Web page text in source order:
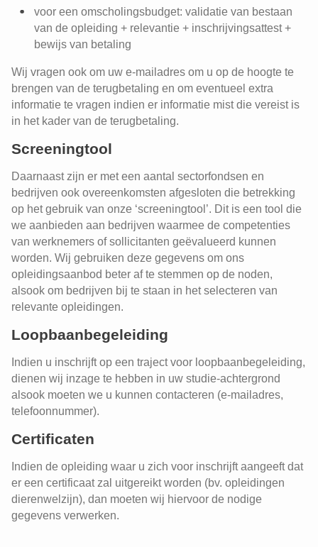
voor een omscholingsbudget: validatie van bestaan
van de opleiding + relevantie + inschrijvingsattest +
bewijs van betaling
Wij vragen ook om uw e-mailadres om u op de hoogte te
brengen van de terugbetaling en om eventueel extra
informatie te vragen indien er informatie mist die vereist is
in het kader van de terugbetaling.
Screeningtool
Daarnaast zijn er met een aantal sectorfondsen en
bedrijven ook overeenkomsten afgesloten die betrekking
op het gebruik van onze ‘screeningtool’. Dit is een tool die
we aanbieden aan bedrijven waarmee de competenties
van werknemers of sollicitanten geëvalueerd kunnen
worden. Wij gebruiken deze gegevens om ons
opleidingsaanbod beter af te stemmen op de noden,
alsook om bedrijven bij te staan in het selecteren van
relevante opleidingen.
Loopbaanbegeleiding
Indien u inschrijft op een traject voor loopbaanbegeleiding,
dienen wij inzage te hebben in uw studie-achtergrond
alsook moeten we u kunnen contacteren (e-mailadres,
telefoonnummer).
Certificaten
Indien de opleiding waar u zich voor inschrijft aangeeft dat
er een certificaat zal uitgereikt worden (bv. opleidingen
dierenwelzijn), dan moeten wij hiervoor de nodige
gegevens verwerken.